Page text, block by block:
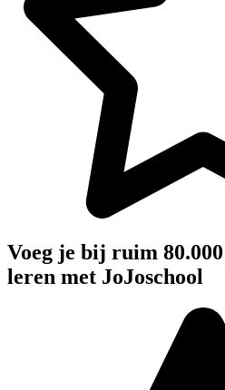
Voeg je bij ruim
leren met JoJoschool